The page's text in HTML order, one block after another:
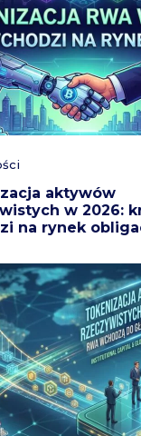
aktywów
w 2026:
na rynek